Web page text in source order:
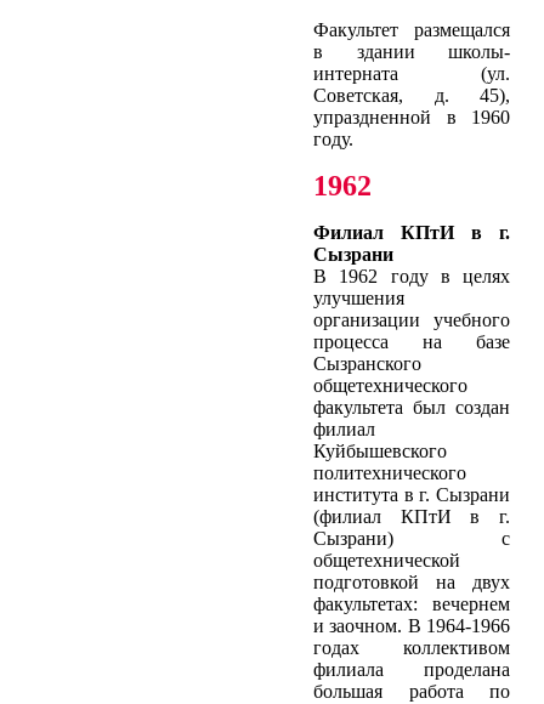
Факультет размещался
в здании школы-
интерната (ул.
Советская, д. 45),
упраздненной в 1960
году.
1962
Филиал КПтИ в г.
Сызрани
В 1962 году в целях
улучшения
организации учебного
процесса на базе
Сызранского
общетехнического
факультета был создан
филиал
Куйбышевского
политехнического
института в г. Сызрани
(филиал КПтИ в г.
Сызрани) с
общетехнической
подготовкой на двух
факультетах: вечернем
и заочном. В 1964-1966
годах коллективом
филиала проделана
большая работа по